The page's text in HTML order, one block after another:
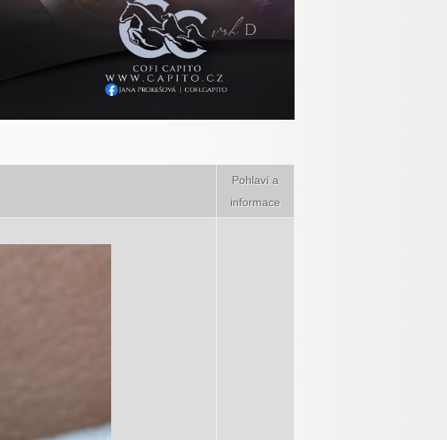
Pohlaví a
informace